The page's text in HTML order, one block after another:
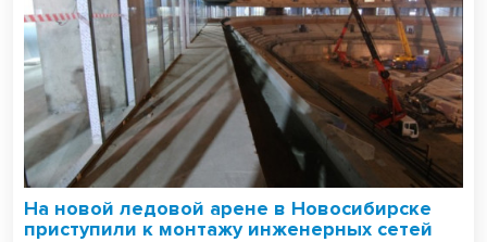
На новой ледовой арене в Новосибирске
приступили к монтажу инженерных сетей